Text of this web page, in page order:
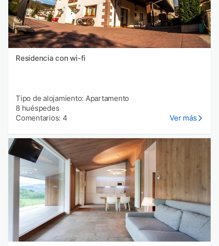
Residencia con wi-fi
Tipo de alojamiento: Apartamento
8 huéspedes
Comentarios: 4
Ver más